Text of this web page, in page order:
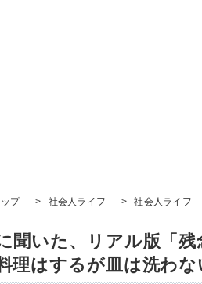
プ > 社会人ライフ > 社会人ライフ
聞いた、リアル版「
理はするが皿は洗わな